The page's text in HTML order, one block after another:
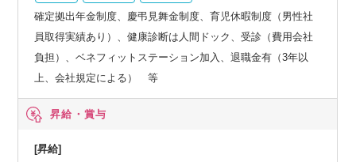
確定拠出年金制度、慶弔見舞金制度、育児休暇制度（男性社
員取得実績あり）、健康診断は人間ドック、受診（費用会社
負担）、ベネフィットステーション加入、退職金有（3年以
上、会社規定による） 等
昇給・賞与
[昇給]